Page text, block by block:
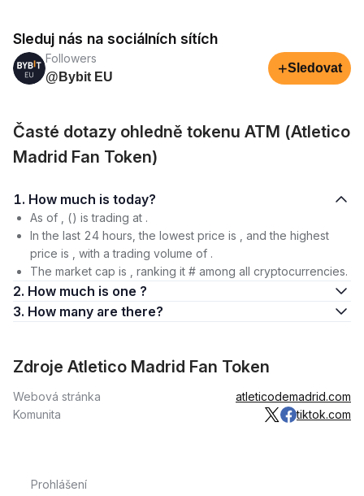
Sleduj nás na sociálních sítích
Followers
@Bybit EU
+Sledovat
Časté dotazy ohledně tokenu ATM (Atletico
Madrid Fan Token)
1. How much is today?
As of , () is trading at .
In the last 24 hours, the lowest price is , and the highest
price is , with a trading volume of .
The market cap is , ranking it # among all cryptocurrencies.
2. How much is one ?
3. How many are there?
Zdroje Atletico Madrid Fan Token
Webová stránka
atleticodemadrid.com
Komunita
tiktok.com
Prohlášení